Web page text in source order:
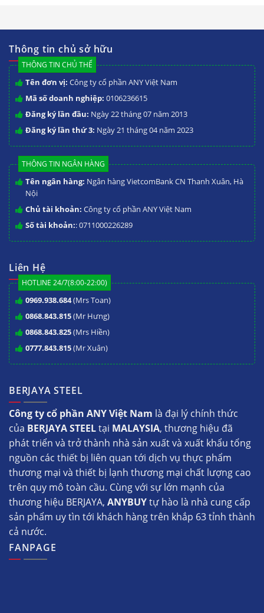
Thông tin chủ sở hữu
THÔNG TIN CHỦ THỂ
Tên đơn vị: Công ty cổ phần ANY Việt Nam
Mã số doanh nghiệp: 0106236615
Đăng ký lần đầu: Ngày 22 tháng 07 năm 2013
Đăng ký lần thứ 3: Ngày 21 tháng 04 năm 2023
THÔNG TIN NGÂN HÀNG
Tên ngân hàng: Ngân hàng VietcomBank CN Thanh Xuân, Hà
Nội
Chủ tài khoản: Công ty cổ phần ANY Việt Nam
Số tài khoản:: 0711000226289
Liên Hệ
HOTLINE 24/7(8:00-22:00)
0969.938.684(Mrs Toan)
0868.843.815(Mr Hưng)
0868.843.825(Mrs Hiền)
0777.843.815(Mr Xuân)
BERJAYA STEEL
Công ty cổ phần ANY Việt Nam là đại lý chính thức
của BERJAYA STEELtại MALAYSIA, thương hiệu đã
phát triển và trở thành nhà sản xuất và xuất khẩu tổng
nguồn các thiết bị liên quan tới dịch vụ thực phẩm
thương mại và thiết bị lạnh thương mại chất lượng cao
trên quy mô toàn cầu. Cùng với sự lớn mạnh của
thương hiệu BERJAYA, ANYBUYtự hào là nhà cung cấp
sản phẩm uy tìn tới khách hàng trên khắp 63 tỉnh thành
cả nước.
FANPAGE